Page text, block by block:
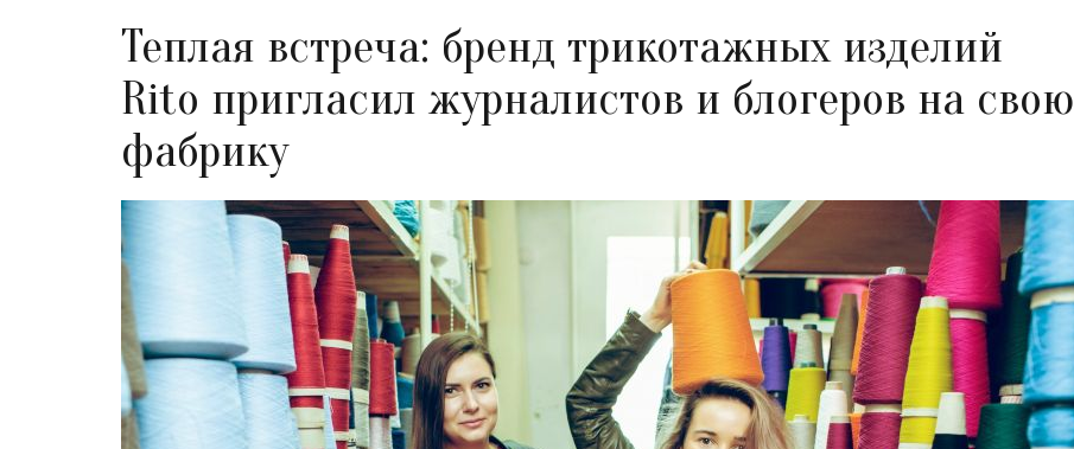
Теплая встреча: бренд трикотажных изделий
Rito пригласил журналистов и блогеров на свою
фабрику